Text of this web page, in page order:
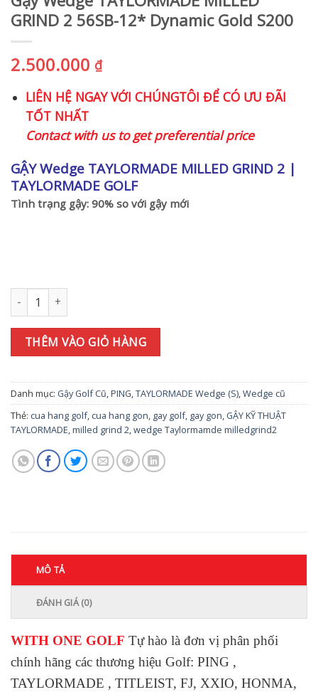
GRIND 2 56SB-12* Dynamic Gold S200
2.500.000 ₫
LIÊN HỆ NGAY VỚI CHÚNGTÔI ĐỂ CÓ ƯU ĐÃI
TỐT NHẤT
Contact with us to get preferential price
GẬY Wedge TAYLORMADE MILLED GRIND 2 |
TAYLORMADE GOLF
Tình trạng gậy: 90% so với gậy mới
Gậy Wedge TAYLORMADE MILLED GRIND 2 56SB-12* Dynamic
THÊM VÀO GIỎ HÀNG
Danh mục: Gậy Golf Cũ,PING,TAYLORMADE Wedge (S),Wedge cũ
Thẻ: cua hang golf, cua hang gon, gay golf, gay gon, GẬY KỸ THUẬT
TAYLORMADE,milled grind 2,wedge Taylormamde milledgrind2
MÔ TẢ
ĐÁNH GIÁ (0)
WITH ONE GOLF Tự hào là đơn vị phân phối
chính hãng các thương hiệu Golf: PING ,
TAYLORMADE , TITLEIST, FJ, XXIO, HONMA,